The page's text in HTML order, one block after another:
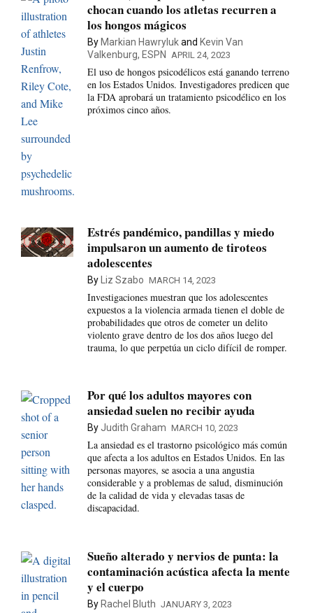
chocan cuando los atletas recurren a
los hongos mágicos
By Markian Hawrylukand Kevin Van
Valkenburg, ESPN
APRIL 24, 2023
El uso de hongos psicodélicos está ganando terreno
en los Estados Unidos. Investigadores predicen que
la FDA aprobará un tratamiento psicodélico en los
próximos cinco años.
Estrés pandémico, pandillas y miedo
impulsaron un aumento de tiroteos
adolescentes
By Liz Szabo MARCH 14, 2023
Investigaciones muestran que los adolescentes
expuestos a la violencia armada tienen el doble de
probabilidades que otros de cometer un delito
violento grave dentro de los dos años luego del
trauma, lo que perpetúa un ciclo difícil de romper.
Por qué los adultos mayores con
ansiedad suelen no recibir ayuda
ByJudith Graham MARCH 10, 2023
La ansiedad es el trastorno psicológico más común
que afecta a los adultos en Estados Unidos. En las
personas mayores, se asocia a una angustia
considerable y a problemas de salud, disminución
de la calidad de vida y elevadas tasas de
discapacidad.
Sueño alterado y nervios de punta: la
contaminación acústica afecta la mente
y el cuerpo
By Rachel Bluth JANUARY 3, 2023